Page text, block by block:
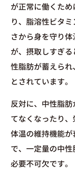
が正常に働くた
り、脂溶性ビタ
さから身を守り
が、摂取しすぎ
性脂肪が蓄えら
とされています。
反対に、中性脂
てなくなったり、
体温の維持機能
で、一定量の中
必要不可欠です。